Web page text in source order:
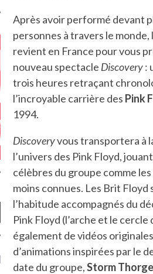
CRITIQUES
Après avoir performé devant
personnes à travers le monde,
revient en France pour vous
nouveau spectacle Discovery:
trois heures retraçant
l’incroyable carrière des Pink
1994.
Discoveryvous transportera à
l’univers des Pink Floyd,
célèbres du groupe comme
moins connues. Les Brit Floyd
l’habitude accompagnés du
Pink Floyd (l’arche et le cercle
également de vidéos
d’animations inspirées par le
date du groupe,Storm